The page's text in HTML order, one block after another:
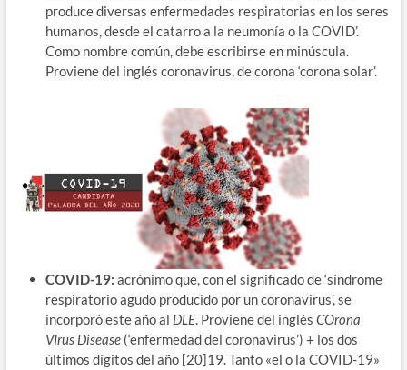
produce diversas enfermedades respiratorias en los seres
humanos, desde el catarro a la neumonía o la COVID’.
Como nombre común, debe escribirse en minúscula.
Proviene del inglés coronavirus, de corona ‘corona solar’.
COVID-19: acrónimo que, con el significado de ‘síndrome
respiratorio agudo producido por un coronavirus’, se
incorporó este año al DLE. Proviene del inglés COrona
VIrus Disease(‘enfermedad del coronavirus’) + los dos
últimos dígitos del año [20]19. Tanto «el o la COVID-19»